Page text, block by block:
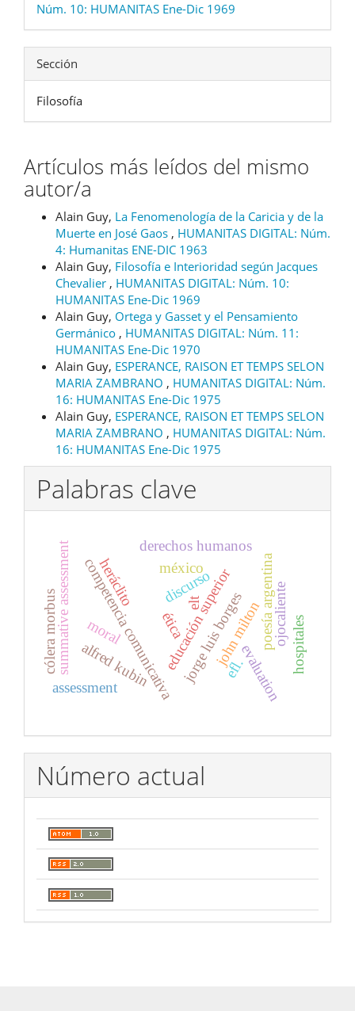
Núm. 10: HUMANITAS Ene-Dic 1969
Sección
Filosofía
Artículos más leídos del mismo
autor/a
Alain Guy, La Fenomenología de la Caricia y de la
Muerte en José Gaos , HUMANITAS DIGITAL: Núm.
4: Humanitas ENE-DIC 1963
Alain Guy, Filosofía e Interioridad según Jacques
Chevalier , HUMANITAS DIGITAL: Núm. 10:
HUMANITAS Ene-Dic 1969
Alain Guy, Ortega y Gasset y el Pensamiento
Germánico , HUMANITAS DIGITAL: Núm. 11:
HUMANITAS Ene-Dic 1970
Alain Guy, ESPERANCE, RAISON ET TEMPS SELON
MARIA ZAMBRANO , HUMANITAS DIGITAL: Núm.
16: HUMANITAS Ene-Dic 1975
Alain Guy, ESPERANCE, RAISON ET TEMPS SELON
MARIA ZAMBRANO , HUMANITAS DIGITAL: Núm.
16: HUMANITAS Ene-Dic 1975
Palabras clave
discurso
competencia comunicativaeducación superior
jorge luis borges
heráclito
john miltonpoesía argentina
derechos humanos
ética
moral
méxico
alfred kubin
assessment evaluation
summative assessment elt
efl.
cólera morbus ojocalientehospitales
Número actual